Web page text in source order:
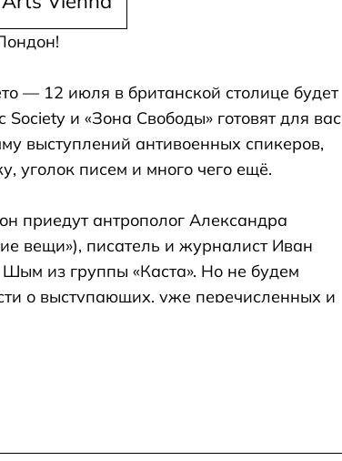
— 12 июля в британской столице будет
и «Зона Свободы» готовят для вас
выступлений антивоенных спикеров,
уголок писем и много чего ещё.
приедут антрополог Александра
вещи»), писатель и журналист Иван
из группы «Каста». Но не будем
о выступающих, уже перечисленных и
постепенно.
от которого пойдут на поддержку
таможню. Со всеми жаль